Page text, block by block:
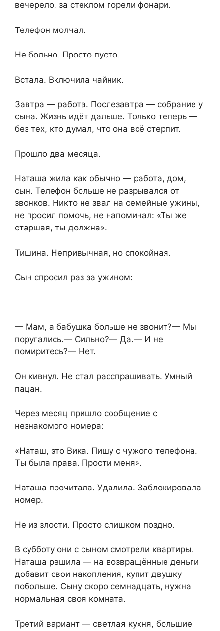
вечерело, за стеклом горели фонари.
Телефон молчал.
Не больно. Просто пусто.
Встала. Включила чайник.
Завтра — работа. Послезавтра — собрание у
сына. Жизнь идёт дальше. Только теперь —
без тех, кто думал, что она всё стерпит.
Прошло два месяца.
Наташа жила как обычно — работа, дом,
сын. Телефон больше не разрывался от
звонков. Никто не звал на семейные ужины,
не просил помочь, не напоминал: «Ты же
старшая, ты должна».
Тишина. Непривычная, но спокойная.
Сын спросил раз за ужином:
— Мам, а бабушка больше не звонит?— Мы
поругались.— Сильно?— Да.— И не
помиритесь?— Нет.
Он кивнул. Не стал расспрашивать. Умный
пацан.
Через месяц пришло сообщение с
незнакомого номера:
«Наташ, это Вика. Пишу с чужого телефона.
Ты была права. Прости меня».
Наташа прочитала. Удалила. Заблокировала
номер.
Не из злости. Просто слишком поздно.
В субботу они с сыном смотрели квартиры.
Наташа решила — на возвращённые деньги
добавит свои накопления, купит двушку
побольше. Сыну скоро семнадцать, нужна
нормальная своя комната.
Третий вариант — светлая кухня, большие